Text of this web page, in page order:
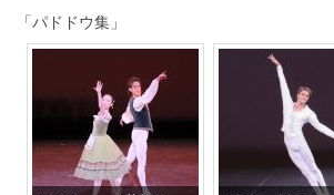
「パドドウ集」